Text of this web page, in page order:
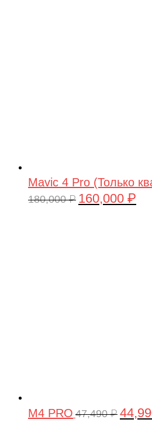
Mavic 4 Pro (Только
180,000₽ Первоначальная
160,000 ₽
M4 PRO 47,490₽